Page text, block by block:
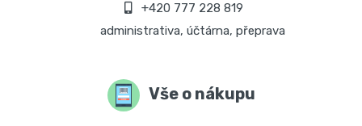
+420 777 228 819
administrativa, účtárna, přeprava
Vše o nákupu